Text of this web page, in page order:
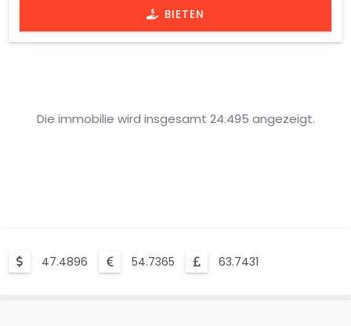
BIETEN
Die immobilie wird insgesamt 24.495 angezeigt.
47.4896 54.7365 63.7431